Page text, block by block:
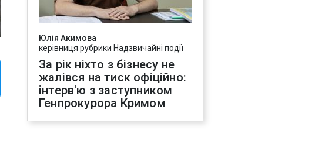
Юлія Акимова
керівниця рубрики Надзвичайні події
За рік ніхто з бізнесу не
жалівся на тиск офіційно:
інтерв'ю з заступником
Генпрокурора Кримом